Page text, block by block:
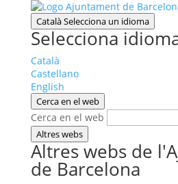
CatalàSelecciona un idioma
Selecciona
Català
Castellano
English
Cerca en el web
Cerca en el web
Altres webs
Altres webs de
de Barcelona